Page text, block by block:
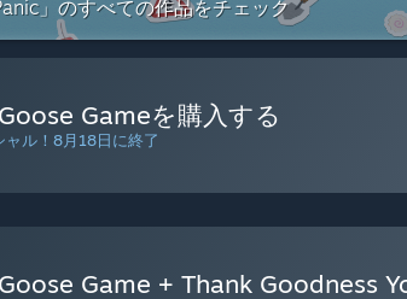
」のすべての作品をチェック
Gameを購入する
ャル！8月18日に終了
Game + Thank Goodness